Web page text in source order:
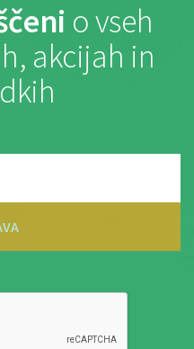
o vseh
akcijah in